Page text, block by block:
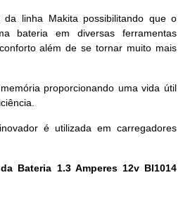
da linha Makita possibilitando que o
bateria em diversas ferramentas
além de se tornar muito mais
proporcionando uma vida útil
é utilizada em carregadores
Bateria 1.3 Amperes 12v Bl1014